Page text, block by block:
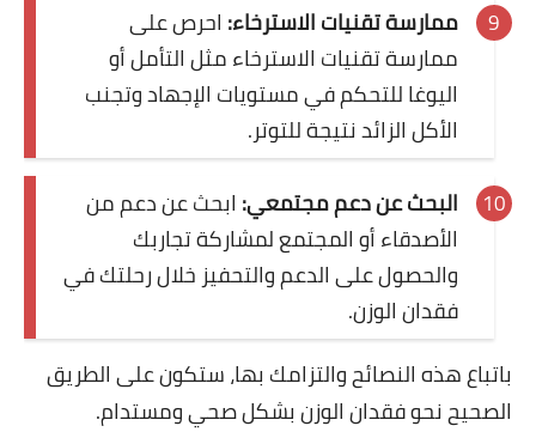
تغذية الحامل
العناية بحديثي الولادة
تغذية الطفل
أدوات وحاسبات
حاسبة العمر
ممارسة تقنيات الاسترخاء: احرص على
ممارسة تقنيات الاسترخاء مثل التأمل أو
اليوغا للتحكم في مستويات الإجهاد وتجنب
الأكل الزائد نتيجة للتوتر.
البحث عن دعم مجتمعي: ابحث عن دعم من
الأصدقاء أو المجتمع لمشاركة تجاربك
والحصول على الدعم والتحفيز خلال رحلتك في
فقدان الوزن.
باتباع هذه النصائح والتزامك بها، ستكون على الطريق
الصحيح نحو فقدان الوزن بشكل صحي ومستدام.